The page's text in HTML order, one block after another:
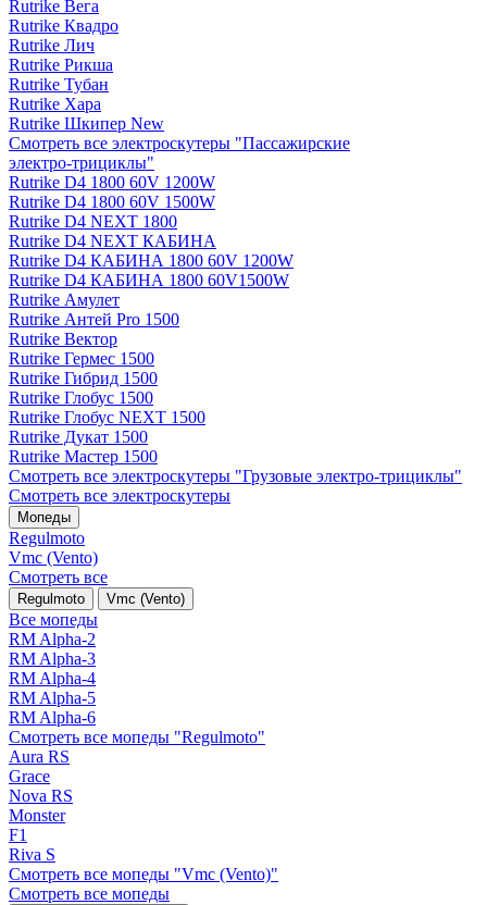
Rutrike Вега
Rutrike Квадро
Rutrike Лич
Rutrike Рикша
Rutrike Тубан
Rutrike Хара
Rutrike Шкипер New
Смотреть все электро­скутеры "Пассажирские
электро‑трициклы"
Rutrike D4 1800 60V 1200W
Rutrike D4 1800 60V 1500W
Rutrike D4 NEXT 1800
Rutrike D4 NEXT КАБИНА
Rutrike D4 КАБИНА 1800 60V 1200W
Rutrike D4 КАБИНА 1800 60V1500W
Rutrike Амулет
Rutrike Антей Pro 1500
Rutrike Вектор
Rutrike Гермес 1500
Rutrike Гибрид 1500
Rutrike Глобус 1500
Rutrike Глобус NEXT 1500
Rutrike Дукат 1500
Rutrike Мастер 1500
Смотреть все электро­скутеры "Грузовые электро‑трициклы"
Смотреть все электро­скутеры
Мопеды
Regulmoto
Vmc (Vento)
Смотреть все
Regulmoto Vmc (Vento)
Все мопеды
RM Alpha-2
RM Alpha-3
RM Alpha-4
RM Alpha-5
RM Alpha-6
Смотреть все мопеды "Regulmoto"
Aura RS
Grace
Nova RS
Monster
F1
Riva S
Смотреть все мопеды "Vmc (Vento)"
Смотреть все мопеды